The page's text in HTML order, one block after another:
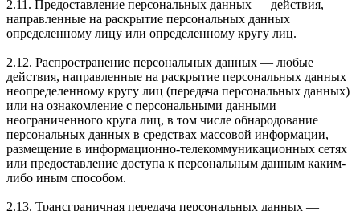
2.11. Предоставление персональных данных — действия,
направленные на раскрытие персональных данных
определенному лицу или определенному кругу лиц.
2.12. Распространение персональных данных — любые
действия, направленные на раскрытие персональных данных
неопределенному кругу лиц (передача персональных данных)
или на ознакомление с персональными данными
неограниченного круга лиц, в том числе обнародование
персональных данных в средствах массовой информации,
размещение в информационно-телекоммуникационных сетях
или предоставление доступа к персональным данным каким-
либо иным способом.
2.13. Трансграничная передача персональных данных —